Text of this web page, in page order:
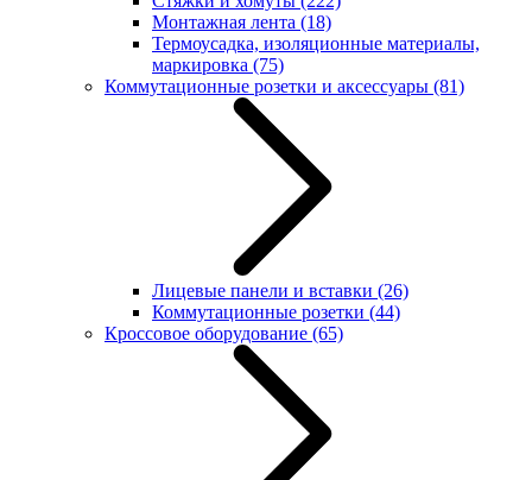
Монтажная лента (18)
Термоусадка, изоляционные материалы,
маркировка (75)
Коммутационные розетки и аксессуары (81)
Лицевые панели и вставки (26)
Коммутационные розетки (44)
Кроссовое оборудование (65)